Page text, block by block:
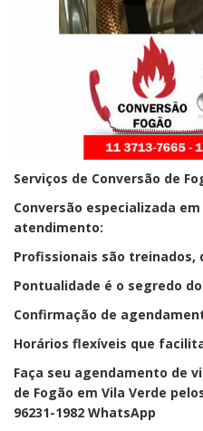
Serviços de Conversão de
Conversão especializada
atendimento:
Profissionais são treinados,
Pontualidade é o segredo
Confirmação de
Horários flexíveis que
Faça seu agendamento de
de Fogão em Vila Verde
96231-1982 WhatsApp